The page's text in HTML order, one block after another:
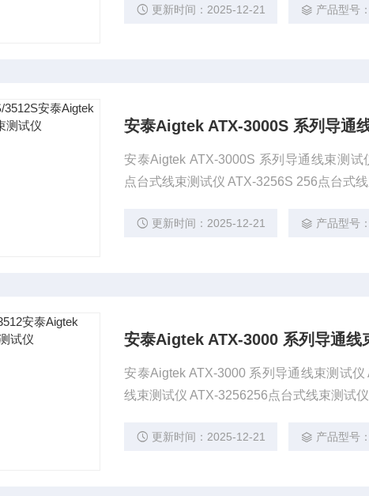
更新时间：2025-12-21 产品型号：
安泰Aigtek ATX-3000S 系列导通
安泰Aigtek ATX-3000S 系列导通线束测
点台式线束测试仪 ATX-3256S 256点台式
更新时间：2025-12-21 产品型号：
安泰Aigtek ATX-3000 系列导通线
安泰Aigtek ATX-3000 系列导通线束测试
线束测试仪 ATX-3256256点台式线束测试
更新时间：2025-12-21 产品型号：